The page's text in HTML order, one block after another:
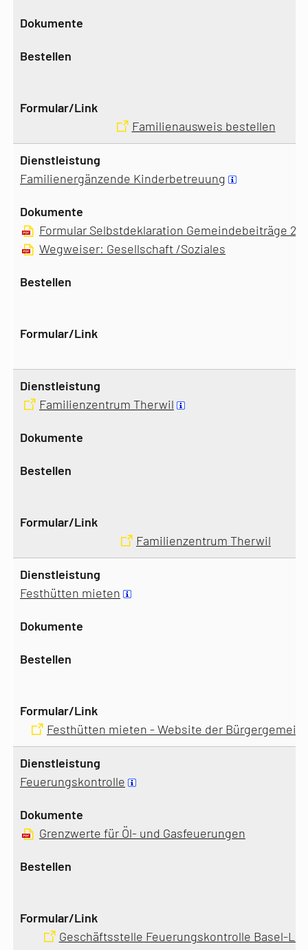
Familienausweis bestellen
Familienergänzende Kinderbetreuung
Formular Selbstdeklaration Gemeindebeiträge
Wegweiser: Gesellschaft /Soziales
Familienzentrum Therwil
Familienzentrum Therwil
Festhütten mieten
Festhütten mieten - Website der
Feuerungskontrolle
Grenzwerte für Öl- und Gasfeuerungen
Geschäftsstelle Feuerungskontrolle Basel-